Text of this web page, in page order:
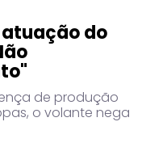
do
de produção
o volante nega